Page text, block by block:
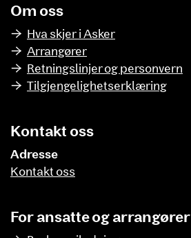
Om oss
Hva skjer i Asker
Arrangører
Retningslinjer og personvern
Tilgjengelighetserklæring
Kontakt oss
Adresse
Kontakt oss
For ansatte og arrangører